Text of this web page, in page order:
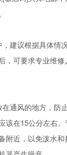
建议根据具体情
，可要求专业维
在通风的地方，防
该在15公分左右
附近，以免泼水